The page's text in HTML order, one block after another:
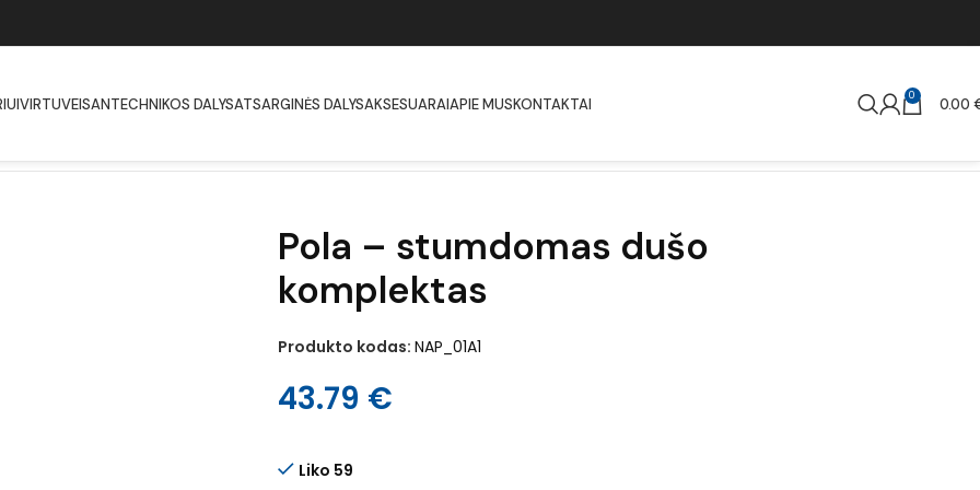
VIRTUVEISANTECHNIKOS DALYSATSARGINĖS DALYSAKSESUARAIAPIE MUSKONTAKTAI 0 0.00
Pola – stumdomas dušo
komplektas
Produkto kodas: NAP_01A1
43.79 €
Liko 59